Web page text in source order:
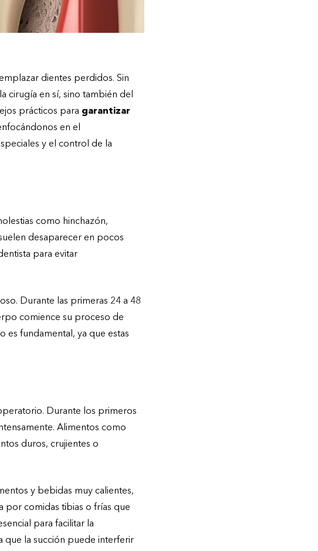
dientes perdidos. Sin
cirugía en sí, sino también del
prácticos para garantizar
en el
y el control de la
como hinchazón,
desaparecer en pocos
para evitar
Durante las primeras 24 a 48
comience su proceso de
es fundamental, ya que estas
Durante los primeros
Alimentos como
duros, crujientes o
y bebidas muy calientes,
por comidas tibias o frías que
para facilitar la
que la succión puede interferir